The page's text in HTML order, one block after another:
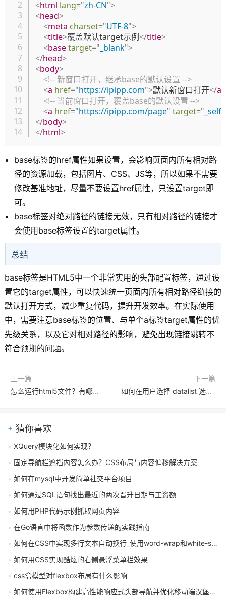
<html lang="zh-CN">
<head>
<meta charset="UTF-8">
<title>覆盖默认target示例</title>
<basetarget=" _blank">
</head>
<body>
<!-- 新窗口打开，继承base的默认设置 -->
<a href="https://ipipp.com">默认新窗口打开</a
<!-- 当前窗口打开，覆盖base的默认设置 -->
<a href="https://ipipp.com/page" target=" _self
</body>
</html>
base标签的href属性如果设置，会影响页面内所有相对路
径的资源加载，包括图片、CSS、JS等，所以如果不需要
修改基准地址，尽量不要设置href属性，只设置target即
可。
base标签对绝对路径的链接无效，只有相对路径的链接才
会使用base标签设置的target属性。
总结
base标签是HTML5中一个非常实用的头部配置标签，通过设
置它的target属性，可以快速统一页面内所有相对路径链接的
默认打开方式，减少重复代码，提升开发效率。在实际使用
中，需要注意base标签的位置、与单个a标签target属性的优
先级关系，以及它对相对路径的影响，避免出现链接跳转不
符合预期的问题。
上一篇
怎么运行html5文件？有哪些常用运行方法教程
下一篇
如何在用户选择 datalist 选项时触发 HTMX 请求
猜你喜欢
XQuery模块化如何实现？
固定导航栏遮挡内容怎么办？CSS布局与内容偏移解决方案
如何在mysql中开发简单社交平台项目
如何通过SQL语句找出最近的两次晋升日期与工资额
如何用PHP代码示例抓取网页内容
在Go语言中将函数作为参数传递的实践指南
如何在CSS中实现多行文本自动换行_使用word-wrap和white-space控制换行
如何用CSS实现酷炫的右侧悬浮菜单栏效果
css盒模型对flexbox布局有什么影响
如何使用Flexbox构建高性能响应式头部导航并优化移动端汉堡菜单兼容性